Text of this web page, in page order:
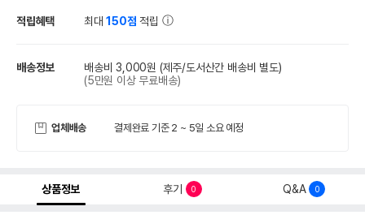
적립혜택 최대150점 적립
배송정보 배송비 3,000원 (제주/도서산간 배송비 별도)
(5만원 이상 무료배송)
업체배송 결제완료 기준 2 ~ 5일 소요 예정
상품정보 후기 0 Q&A 0